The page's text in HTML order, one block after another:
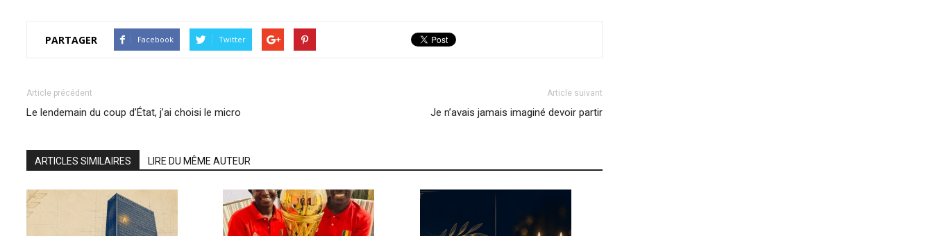
PARTAGER Facebook Twitter
Article précédent
Le lendemain du coup d’État, j’ai choisi le micro
Article suivant
Je n’avais jamais imaginé devoir partir
ARTICLES SIMILAIRES LIRE DU MÊME AUTEUR